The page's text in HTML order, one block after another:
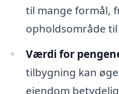
til mange formål,
opholdsområde
Værdi for
tilbygning kan
ejendom